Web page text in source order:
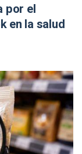
por el
en la salud